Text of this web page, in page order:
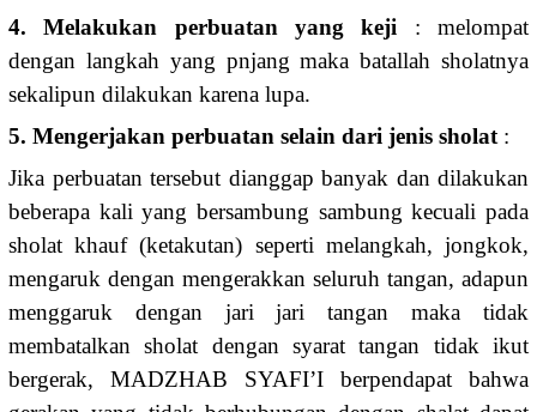
4. Melakukan perbuatan yang keji : melompat
dengan langkah yang pnjang maka batallah sholatnya
sekalipun dilakukan karena lupa.
5. Mengerjakan perbuatan selain dari jenis sholat :
Jika perbuatan tersebut dianggap banyak dan dilakukan
beberapa kali yang bersambung sambung kecuali pada
sholat khauf (ketakutan) seperti melangkah, jongkok,
mengaruk dengan mengerakkan seluruh tangan, adapun
menggaruk dengan jari jari tangan maka tidak
membatalkan sholat dengan syarat tangan tidak ikut
bergerak, MADZHAB SYAFI’I berpendapat bahwa